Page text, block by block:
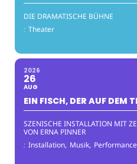
DIE DRAMATISCHE BÜHNE
: Theater
2026
26
AUG
EIN FISCH, DER AUF DEM
SZENISCHE INSTALLATION MIT
VON ERNA PINNER
: Installation, Musik,